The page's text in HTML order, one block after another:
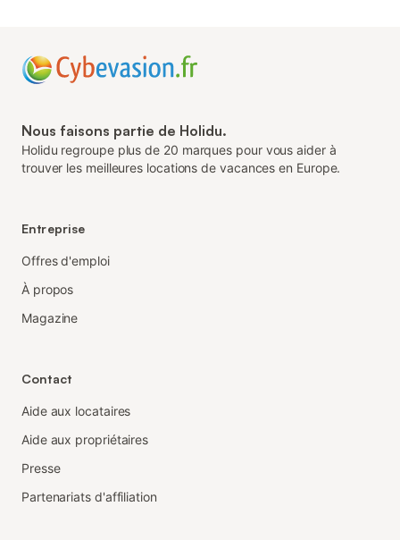
Nous faisons partie de Holidu.
Holidu regroupe plus de 20 marques pour vous aider à
trouver les meilleures locations de vacances en Europe.
Entreprise
Offres d'emploi
À propos
Magazine
Contact
Aide aux locataires
Aide aux propriétaires
Presse
Partenariats d'affiliation